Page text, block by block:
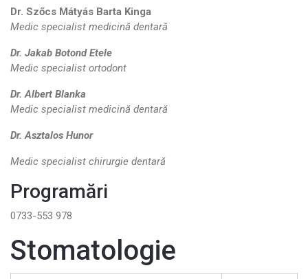
Dr. Szőcs Mátyás Barta Kinga
Medic specialist medicină dentară
Dr. Jakab Botond Etele
Medic specialist ortodont
Dr. Albert Blanka
Medic specialist medicină dentară
Dr. Asztalos Hunor
Medic specialist chirurgie dentară
Programări
0733-553 978
Stomatologie